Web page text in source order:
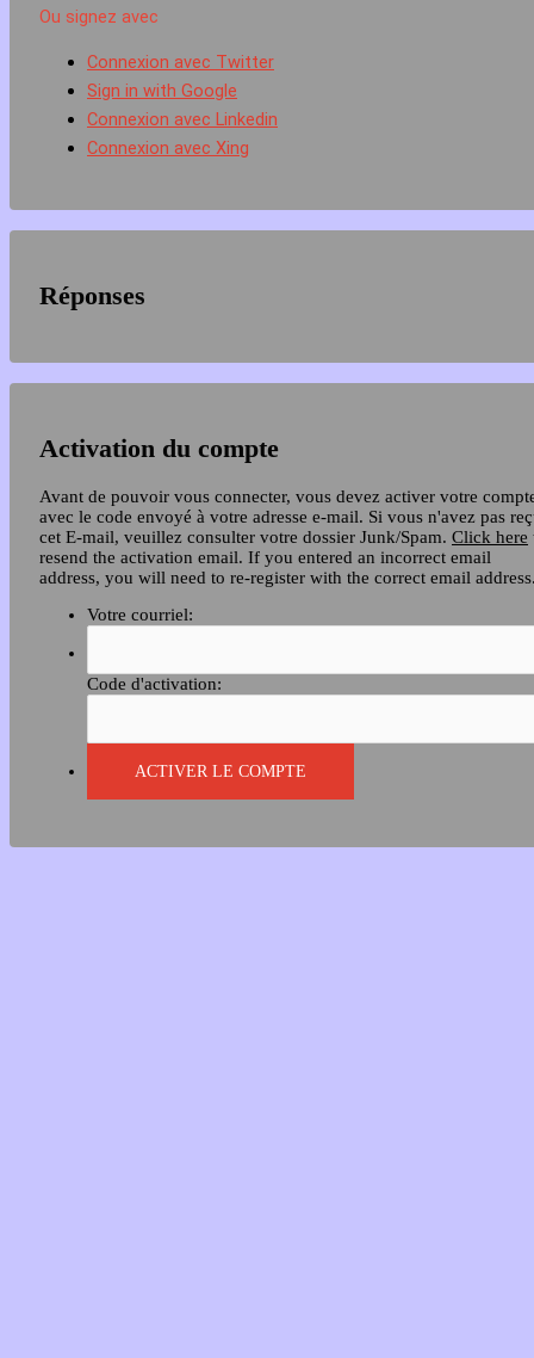
Ou signez avec
Connexion avec Twitter
Sign in with Google
Connexion avec Linkedin
Connexion avec Xing
Réponses
Activation du compte
Avant de pouvoir vous connecter, vous devez activer votre
avec le code envoyé à votre adresse e-mail. Si vous n'avez pas
cet E-mail, veuillez consulter votre dossier Junk/Spam. Click here
resend the activation email. If you entered an incorrect email
address, you will need to re-register with the correct email
Votre courriel:
Code d'activation: